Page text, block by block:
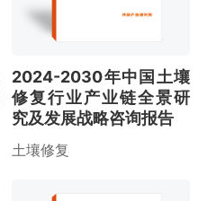
2024-2030年中国土壤
修复行业产业链全景研
究及发展战略咨询报告
土壤修复